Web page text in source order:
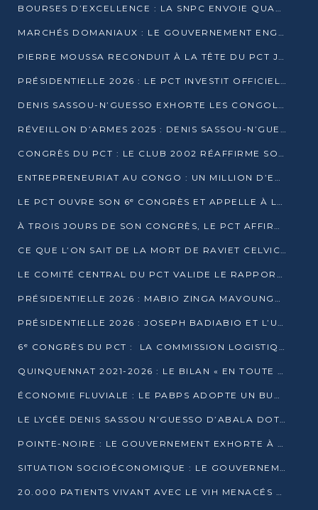
BOURSES D’EXCELLENCE : LA SNPC ENVOIE QUATRE NOUVEAUX TALENTS CONGOLAIS SE FORMER À BAKOU
MARCHÉS DOMANIAUX : LE GOUVERNEMENT ENGAGE LA STRUCTURATION DES TAXES D’ASSAINISSEMENT
PIERRE MOUSSA RECONDUIT À LA TÊTE DU PCT JUSQU’EN 2031
PRÉSIDENTIELLE 2026 : LE PCT INVESTIT OFFICIELLEMENT DENIS SASSOU NGUESSO
DENIS SASSOU-N’GUESSO EXHORTE LES CONGOLAIS À L’UNITÉ ET AU FAIR-PLAY DÉMOCRATIQUE EN 2026
RÉVEILLON D’ARMES 2025 : DENIS SASSOU-N’GUESSO GARANTIT DES ÉLECTIONS 2026 PAISIBLES ET SÉCURISÉES
CONGRÈS DU PCT : LE CLUB 2002 RÉAFFIRME SON SOUTIEN À DENIS SASSOU-N’GUESSO POUR 2026
ENTREPRENEURIAT AU CONGO : UN MILLION D’EUROS POUR FINANCER LES STARTUPS DÈS 2026
LE PCT OUVRE SON 6ᵉ CONGRÈS ET APPELLE À LA CANDIDATURE DE DENIS SASSOU NGUESSO
À TROIS JOURS DE SON CONGRÈS, LE PCT AFFIRME AVOIR ATTEINT TOUS SES OBJECTIFS
CE QUE L’ON SAIT DE LA MORT DE RAVIET CELVIC N’TSIANTSIE
LE COMITÉ CENTRAL DU PCT VALIDE LE RAPPORT DU CONGRÈS ET SOUTIENT DENIS SASSOU N’GUESSO
PRÉSIDENTIELLE 2026 : MABIO ZINGA MAVOUNGOU DÉCLARE SA CANDIDATURE ET CHARGE LE BILAN DU PCT
PRÉSIDENTIELLE 2026 : JOSEPH BADIABIO ET L’UDH-YUKI JOUENT LA PRUDENCE
6ᵉ CONGRÈS DU PCT : LA COMMISSION LOGISTIQUE ASSURE LA DISTRIBUTION DES KITS
QUINQUENNAT 2021-2026 : LE BILAN « EN TOUTE TRANSPARENCE » PRÉSENTÉ À LA PRESSE
ÉCONOMIE FLUVIALE : LE PABPS ADOPTE UN BUDGET 2026 DE PLUS DE 2,7 MILLIARDS FCFA
LE LYCÉE DENIS SASSOU N’GUESSO D’ABALA DOTÉ D’UNE SALLE MULTIMÉDIA
POINTE-NOIRE : LE GOUVERNEMENT EXHORTE À UN USAGE RESPONSABLE DU NOUVEAU MATÉRIEL MUNICIPAL
SITUATION SOCIOÉCONOMIQUE : LE GOUVERNEMENT INTERPELLÉ DEVANT LE SÉNAT
20.000 PATIENTS VIVANT AVEC LE VIH MENACÉS D’ARRÊT DE TRAITEMENT